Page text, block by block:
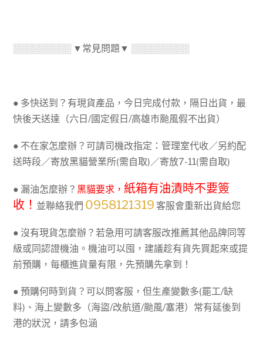
░░░░░░░░░ ▼常見問題▼ ░░░░░░░░░
● 多快送到？有現貨產品，今日完成付款，隔日出貨，最
快後天送達（六日/國定假日/高雄市颱風假不出貨）
● 不在家怎麼辦？可請司機改指定：管理室代收／另約配
送時段／寄放黑貓營業所(需自取)／寄放7-11(需自取)
● 漏油怎麼辦？黑貓要求， 紙箱有油漬時不要簽
收！ 並聯絡我們 0958121319 客服會重新出貨給您
● 沒有現貨怎麼辦？若急用可請客服改推薦其他品牌同等
級或同認證機油。機油可以囤，建議趁有貨先買起來或提
前預購，每櫃進貨量有限，先預購先拿到！
● 預購何時到貨？可以問客服，但生產變數多(罷工/缺
料)、海上變數多（海盜/改航道/颱風/塞港）常有延後到
港的狀況，請多包涵